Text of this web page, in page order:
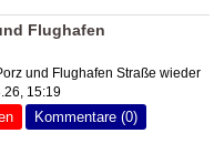
Flughafen
und Flughafen Straße wieder
15:19
Kommentare (0)